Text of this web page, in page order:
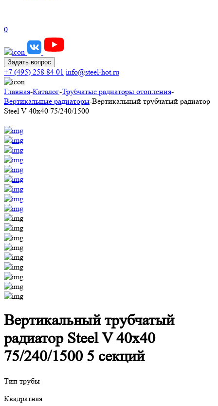
0
Задать вопрос
+7 (495) 258 84 01 info@steel-hot.ru
Главная-Каталог-Трубчатые радиаторы отопления-
Вертикальные радиаторы-Вертикальный трубчатый радиатор
Steel V 40х40 75/240/1500
Вертикальный трубчатый
радиатор Steel V 40х40
75/240/1500 5 секций
Тип трубы
Квадратная